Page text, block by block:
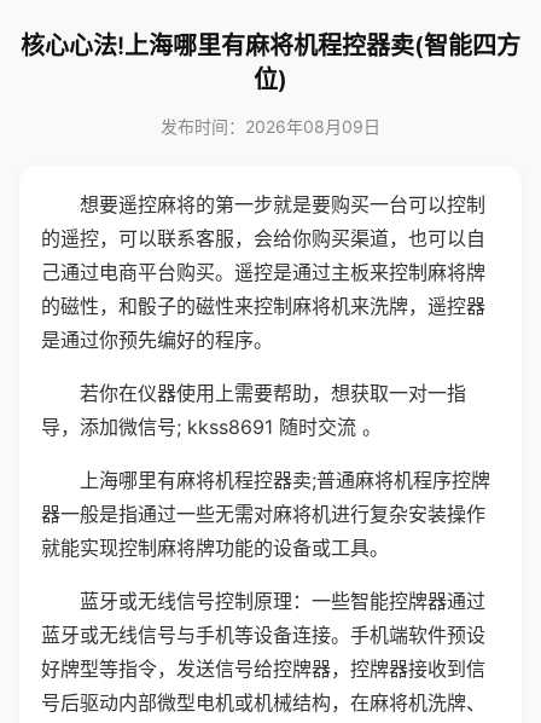
核心心法!上海哪里有麻将机程控器卖(智能四方
位)
发布时间：2026年08月09日
想要遥控麻将的第一步就是要购买一台可以控制
的遥控，可以联系客服，会给你购买渠道，也可以自
己通过电商平台购买。遥控是通过主板来控制麻将牌
的磁性，和骰子的磁性来控制麻将机来洗牌，遥控器
是通过你预先编好的程序。
若你在仪器使用上需要帮助，想获取一对一指
导，添加微信号; kkss8691 随时交流 。
上海哪里有麻将机程控器卖;普通麻将机程序控牌
器一般是指通过一些无需对麻将机进行复杂安装操作
就能实现控制麻将牌功能的设备或工具。
蓝牙或无线信号控制原理：一些智能控牌器通过
蓝牙或无线信号与手机等设备连接。手机端软件预设
好牌型等指令，发送信号给控牌器，控牌器接收到信
号后驱动内部微型电机或机械结构，在麻将机洗牌、